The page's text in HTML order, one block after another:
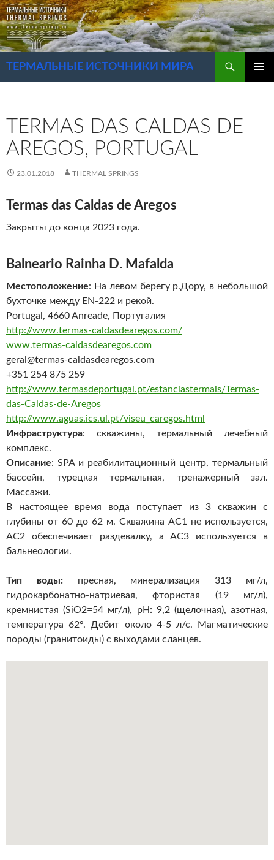
Перейти
к
содержимому
ТЕРМАЛЬНЫЕ ИСТОЧНИКИ МИРА
TERMAS DAS CALDAS DE
AREGOS, PORTUGAL
23.01.2018 THERMAL SPRINGS
Termas das Caldas de Aregos
Закрыты до конца 2023 года.
Balneario Rainha D. Mafalda
Местоположение: На левом берегу р.Дору, в небольшой
бухточке между EN-222 и рекой.
Portugal, 4660 Anreade, Португалия
http://www.termas-caldasdearegos.com/
www.termas-caldasdearegos.com
geral@termas-caldasdearegos.com
+351 254 875 259
http://www.termasdeportugal.pt/estanciastermais/Termas-
das-Caldas-de-Aregos
http://www.aguas.ics.ul.pt/viseu_caregos.html
Инфраструктура: скважины, термальный лечебный
комплекс.
Описание: SPA и реабилитационный центр, термальный
бассейн, турецкая термальная, тренажерный зал.
Массажи.
В настоящее время вода поступает из 3 скважин с
глубины от 60 до 62 м. Скважина AC1 не используется,
AC2 обеспечивает раздевалку, а AC3 используется в
бальнеологии.
Тип воды: пресная, минерализация 313 мг/л,
гидрокарбонатно-натриевая, фтористая (19 мг/л),
кремнистая (SiO2=54 мг/л), pH:9,2 (щелочная), азотная,
температура 62º. Дебит около 4-5 л/с. Магматические
породы (гранитоиды) с выходами сланцев.